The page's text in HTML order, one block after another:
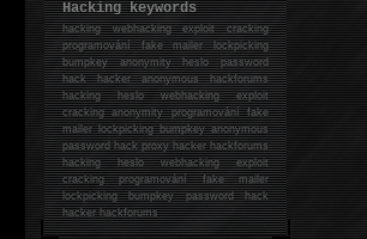
Hacking keywords
hackingwebhacking exploit cracking
programování fake mailer lockpicking
bumpkey anonymity heslo password
hackhacker anonymous hackforums
hackingheslo webhacking exploit
cracking anonymity programování fake
mailer lockpicking bumpkey anonymous
password hack proxy hacker hackforums
hacking heslo webhacking exploit
cracking programování fake mailer
lockpicking bumpkey password hack
hackerhackforums